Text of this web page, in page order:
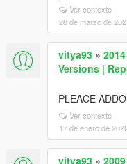
Ver contexto
28 de marzo de
vitya93 »
Versions |
PLEACE
Ver contexto
17 de enero de
vitya93 »